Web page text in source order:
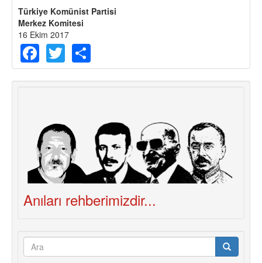
Türkiye Komünist Partisi
Merkez Komitesi
16 Ekim 2017
Facebook
Twitter
Anıları rehberimizdir...
Arama